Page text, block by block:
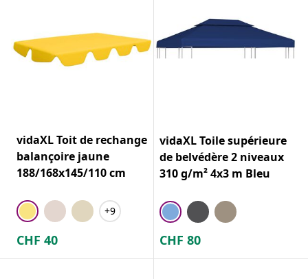
vidaXL Toit de rechange
balançoire jaune
188/168x145/110 cm
+9
CHF 40
vidaXL Toile supérieure
de belvédère 2 niveaux
310 g/m² 4x3 m Bleu
CHF 80